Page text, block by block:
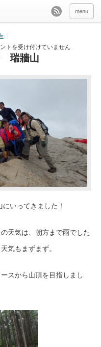
menu
トを受け付けていません
瑞牆山
いってきました！
天気は、朝方まで雨でした
気もまずまず。
スから山頂を目指しまし